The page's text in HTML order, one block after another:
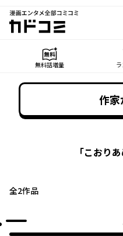
漫画エンタメ全部コミコミ
カドコミ
無料話増量
作家
「こおり
全2作品